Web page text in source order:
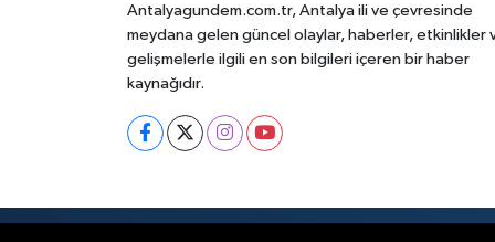
Antalyagundem.com.tr, Antalya ili ve çevresinde
meydana gelen güncel olaylar, haberler, etkinlikler
gelişmelerle ilgili en son bilgileri içeren bir haber
kaynağıdır.